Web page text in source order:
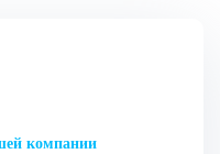
компании